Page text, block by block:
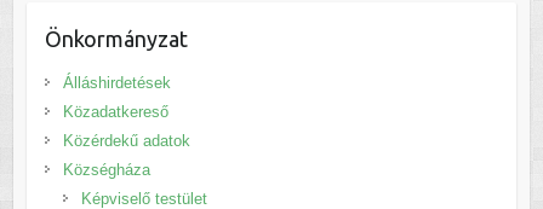
Önkormányzat
Álláshirdetések
Közadatkereső
Közérdekű adatok
Községháza
Képviselő testület